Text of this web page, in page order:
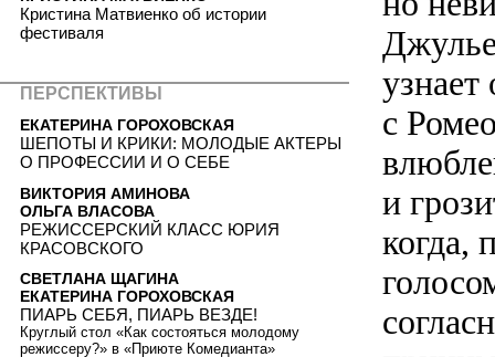
узнает
с
и
когда,
Кристина Матвиенко об истории
фестиваля
ПЕРСПЕКТИВЫ
ЕКАТЕРИНА ГОРОХОВСКАЯ
ШЕПОТЫ И КРИКИ: МОЛОДЫЕ АКТЕРЫ
О ПРОФЕССИИ И О СЕБЕ
ВИКТОРИЯ АМИНОВА
ОЛЬГА ВЛАСОВА
РЕЖИССЕРСКИЙ КЛАСС ЮРИЯ
КРАСОВСКОГО
СВЕТЛАНА ЩАГИНА
ЕКАТЕРИНА ГОРОХОВСКАЯ
ПИАРЬ СЕБЯ, ПИАРЬ ВЕЗДЕ!
Круглый стол «Как состояться молодому
режиссеру?» в «Приюте Комедианта»